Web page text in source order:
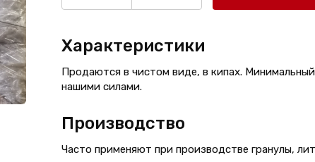
Характеристики
Продаются в чистом виде, в кипах.
нашими силами.
Производство
Часто применяют при производстве гранулы,